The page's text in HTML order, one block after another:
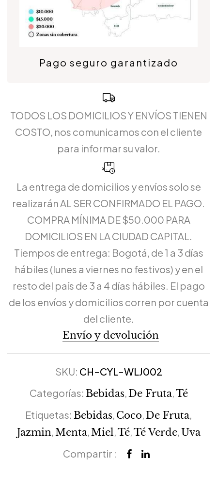
Pago seguro garantizado
TODOS LOS DOMICILIOS Y ENVÍOS TIENEN
COSTO, nos comunicamos con el cliente
para informar su valor.
La entrega de domicilios y envíos solo se
realizarán AL SER CONFIRMADO EL PAGO.
COMPRA MÍNIMA DE $50.000 PARA
DOMICILIOS EN LA CIUDAD CAPITAL.
Tiempos de entrega: Bogotá, de 1 a 3 días
hábiles (lunes a viernes no festivos) y en el
resto del país de 3 a 4 días hábiles. El pago
de los envíos y domicilios corren por cuenta
del cliente.
Envío y devolución
SKU: CH-CYL-WLJ002
Categorías: Bebidas De Fruta Té
Etiquetas: Bebidas Coco De Fruta
Jazmin Menta Miel Té, Té Verde, Uva
Compartir :